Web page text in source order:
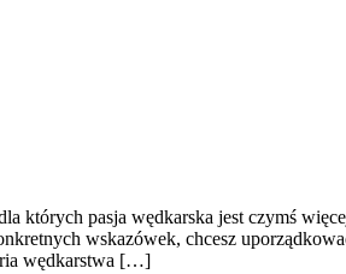
których pasja wędkarska jest czymś
wskazówek, chcesz
wędkarstwa […]